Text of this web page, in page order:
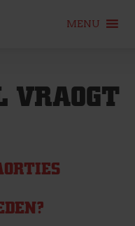
MENU
VRAOGT